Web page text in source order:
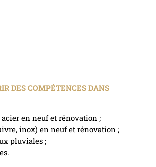
DES COMPÉTENCES DANS
en neuf et rénovation ;
inox) en neuf et rénovation ;
pluviales ;